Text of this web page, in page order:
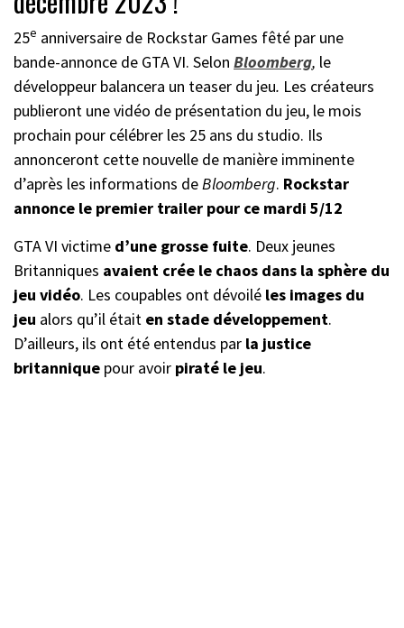
25e anniversaire de Rockstar Games fêté par une
bande-annonce de GTA VI. Selon Bloomberg, le
développeur balancera un teaser du jeu. Les créateurs
publieront une vidéo de présentation du jeu, le mois
prochain pour célébrer les 25 ans du studio. Ils
annonceront cette nouvelle de manière imminente
d’après les informations deBloomberg. Rockstar
annonce le premier trailer pour ce mardi 5/12
GTA VI victime d’une grosse fuite. Deux jeunes
Britanniques avaient crée le chaos dans la sphère du
jeu vidéo. Les coupables ont dévoilé les images du
jeu alors qu’il était en stade développement.
D’ailleurs, ils ont été entendus par la justice
britannique pour avoir piraté le jeu.